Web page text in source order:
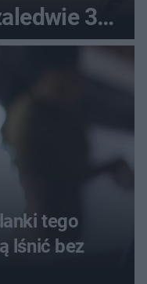
3
tego
lśnić bez